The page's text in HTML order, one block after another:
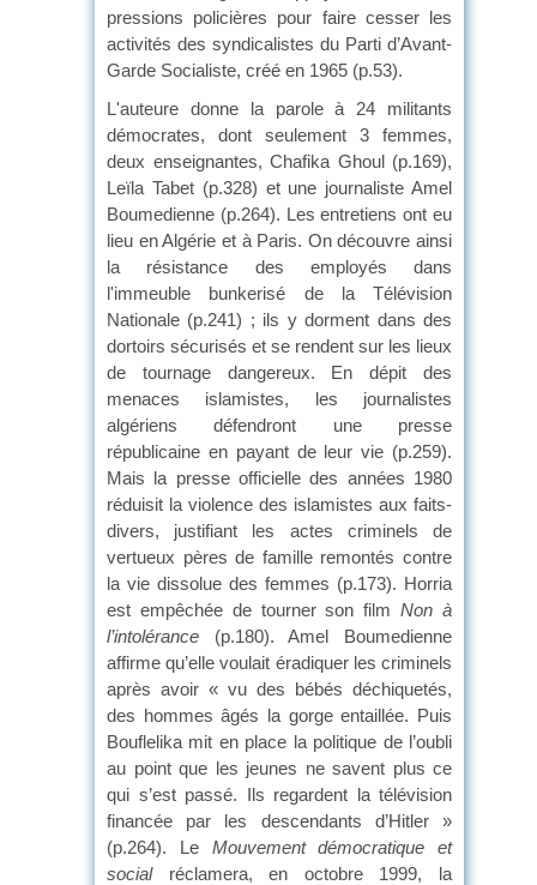
pressions policières pour faire cesser les
activités des syndicalistes du Parti d’Avant-
Garde Socialiste, créé en 1965 (p.53).
L'auteure donne la parole à 24 militants
démocrates, dont seulement 3 femmes,
deux enseignantes, Chafika Ghoul (p.169),
Leïla Tabet (p.328) et une journaliste Amel
Boumedienne (p.264). Les entretiens ont eu
lieu en Algérie et à Paris. On découvre ainsi
la résistance des employés dans
l'immeuble bunkerisé de la Télévision
Nationale (p.241) ; ils y dorment dans des
dortoirs sécurisés et se rendent sur les lieux
de tournage dangereux. En dépit des
menaces islamistes, les journalistes
algériens défendront une presse
républicaine en payant de leur vie (p.259).
Mais la presse officielle des années 1980
réduisit la violence des islamistes aux faits-
divers, justifiant les actes criminels de
vertueux pères de famille remontés contre
la vie dissolue des femmes (p.173). Horria
est empêchée de tourner son filmNon à
l’intolérance (p.180). Amel Boumedienne
affirme qu’elle voulait éradiquer les criminels
après avoir « vu des bébés déchiquetés,
des hommes âgés la gorge entaillée. Puis
Bouflelika mit en place la politique de l’oubli
au point que les jeunes ne savent plus ce
qui s’est passé. Ils regardent la télévision
financée par les descendants d’Hitler »
(p.264). Le Mouvement démocratique et
socialréclamera, en octobre 1999, la